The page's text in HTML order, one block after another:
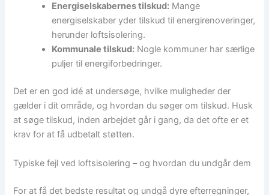
Energiselskabernes tilskud: Mange
energiselskaber yder tilskud til energirenoveringer,
herunder loftsisolering.
Kommunale tilskud: Nogle kommuner har særlige
puljer til energiforbedringer.
Det er en god idé at undersøge, hvilke muligheder der
gælder i dit område, og hvordan du søger om tilskud. Husk
at søge tilskud, inden arbejdet går i gang, da det ofte er et
krav for at få udbetalt støtten.
Typiske fejl ved loftsisolering – og hvordan du undgår dem
For at få det bedste resultat og undgå dyre efterregninger,